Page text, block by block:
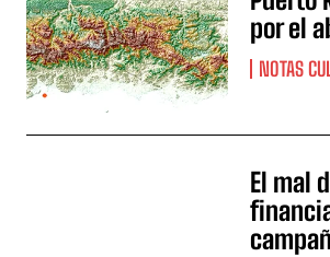
por el
NOTAS
El mal